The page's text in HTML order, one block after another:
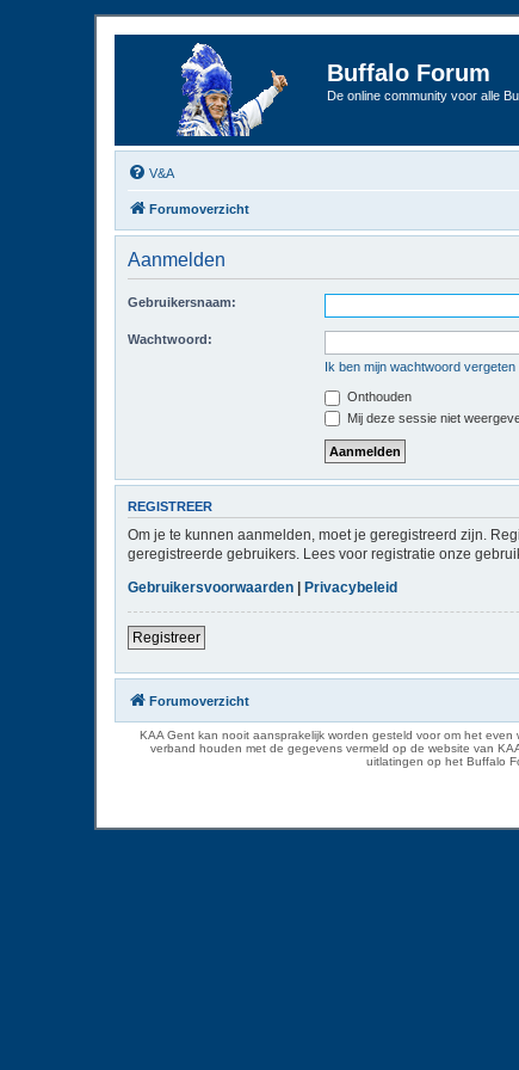
Buffalo Forum
De online community voor alle
V&A
Forumoverzicht
Aanmelden
Gebruikersnaam:
Wachtwoord:
Ik ben mijn wachtwoord vergeten
Onthouden
Mij deze sessie niet
REGISTREER
Om je te kunnen aanmelden, moet je geregistreerd zijn.
geregistreerde gebruikers. Lees voor registratie onze
Gebruikersvoorwaarden | Privacybeleid
Registreer
Forumoverzicht
KAA Gent kan nooit aansprakelijk worden gesteld voor om het
verband houden met de gegevens vermeld op de website van
uitlatingen op het Buffalo